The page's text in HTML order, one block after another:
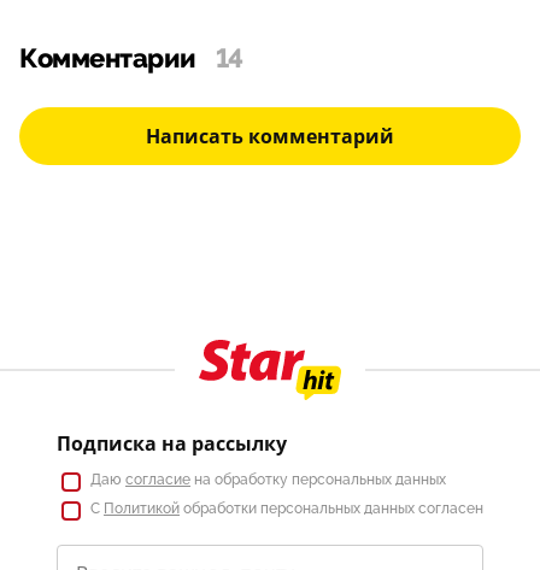
Комментарии 14
Написать комментарий
Подписка на рассылку
Даю согласие на обработку персональных данных
С Политикой обработки персональных данных согласен